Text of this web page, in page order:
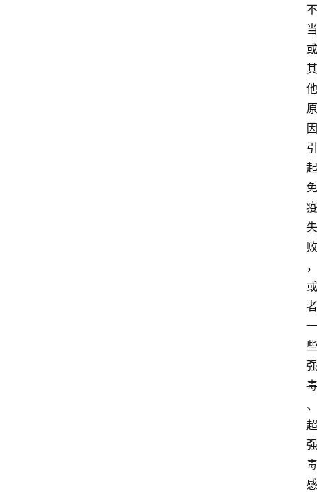
不
当
或
其
他
原
因
引
起
免
疫
失
败
，
或
者
一
些
强
毒
、
超
强
毒
感